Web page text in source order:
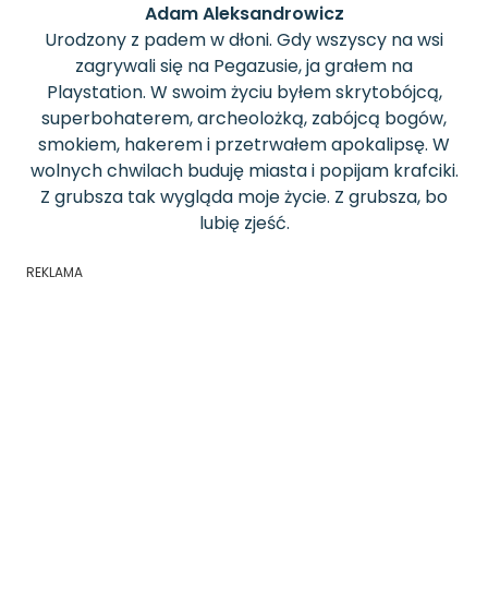
Adam Aleksandrowicz
Urodzony z padem w dłoni. Gdy wszyscy na wsi
zagrywali się na Pegazusie, ja grałem na
Playstation. W swoim życiu byłem skrytobójcą,
superbohaterem, archeolożką, zabójcą bogów,
smokiem, hakerem i przetrwałem apokalipsę. W
wolnych chwilach buduję miasta i popijam krafciki.
Z grubsza tak wygląda moje życie. Z grubsza, bo
lubię zjeść.
REKLAMA